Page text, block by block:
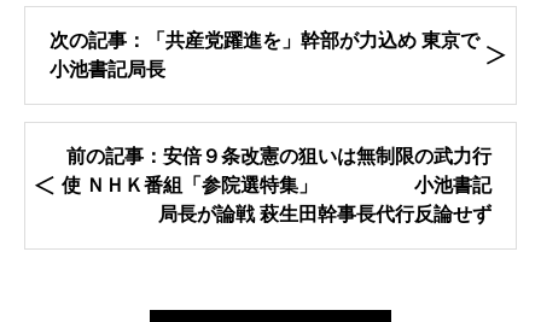
次の記事：「共産党躍進を」幹部が力込め 東京で
小池書記局長
前の記事：安倍９条改憲の狙いは無制限の武力行
使 ＮＨＫ番組「参院選特集」 小池書記
局長が論戦 萩生田幹事長代行反論せず